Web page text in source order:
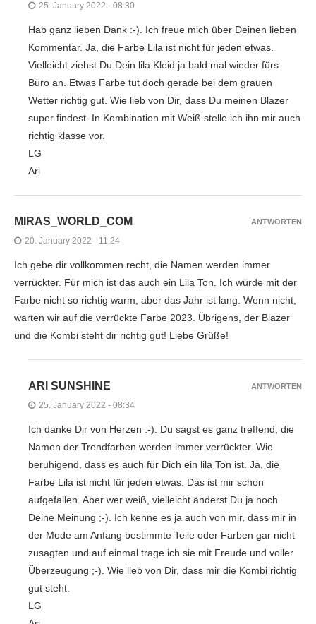
25. January 2022 - 08:30
Hab ganz lieben Dank :-). Ich freue mich über Deinen lieben
Kommentar. Ja, die Farbe Lila ist nicht für jeden etwas.
Vielleicht ziehst Du Dein lila Kleid ja bald mal wieder fürs
Büro an. Etwas Farbe tut doch gerade bei dem grauen
Wetter richtig gut. Wie lieb von Dir, dass Du meinen Blazer
super findest. In Kombination mit Weiß stelle ich ihn mir auch
richtig klasse vor.
LG
Ari
MIRAS_WORLD_COM
20. January 2022 - 11:24
Ich gebe dir vollkommen recht, die Namen werden immer
verrückter. Für mich ist das auch ein Lila Ton. Ich würde mit der
Farbe nicht so richtig warm, aber das Jahr ist lang. Wenn nicht,
warten wir auf die verrückte Farbe 2023. Übrigens, der Blazer
und die Kombi steht dir richtig gut! Liebe Grüße!
ANTWORTEN
ARI SUNSHINE
25. January 2022 - 08:34
Ich danke Dir von Herzen :-). Du sagst es ganz treffend, die
Namen der Trendfarben werden immer verrückter. Wie
beruhigend, dass es auch für Dich ein lila Ton ist. Ja, die
Farbe Lila ist nicht für jeden etwas. Das ist mir schon
aufgefallen. Aber wer weiß, vielleicht änderst Du ja noch
Deine Meinung ;-). Ich kenne es ja auch von mir, dass mir in
der Mode am Anfang bestimmte Teile oder Farben gar nicht
zusagten und auf einmal trage ich sie mit Freude und voller
Überzeugung ;-). Wie lieb von Dir, dass mir die Kombi richtig
gut steht.
LG
ANTWORTEN